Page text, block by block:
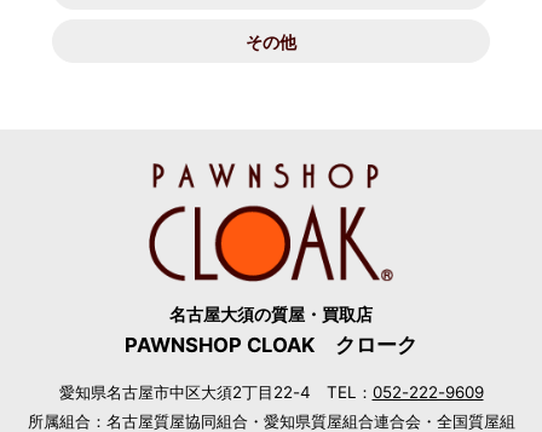
その他
名古屋大須の質屋・買取店
PAWNSHOP CLOAK クローク
愛知県名古屋市中区大須2丁目22-4 TEL： 052-222-9609
所属組合：名古屋質屋協同組合・愛知県質屋組合連合会・全国質屋組